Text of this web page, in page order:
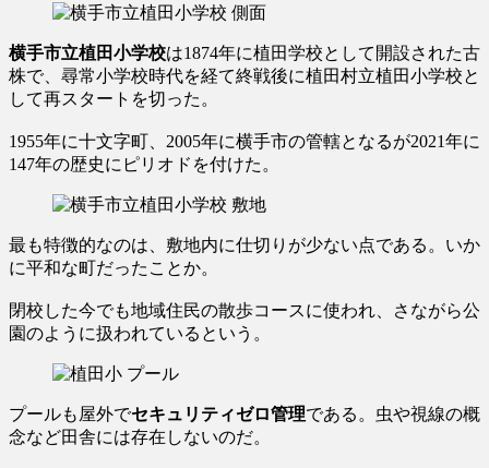
横手市立植田小学校は1874年に植田学校として開設された古
株で、尋常小学校時代を経て終戦後に植田村立植田小学校と
して再スタートを切った。
1955年に十文字町、2005年に横手市の管轄となるが2021年に
147年の歴史にピリオドを付けた。
最も特徴的なのは、敷地内に仕切りが少ない点である。いか
に平和な町だったことか。
閉校した今でも地域住民の散歩コースに使われ、さながら公
園のように扱われているという。
プールも屋外でセキュリティゼロ管理である。虫や視線の概
念など田舎には存在しないのだ。